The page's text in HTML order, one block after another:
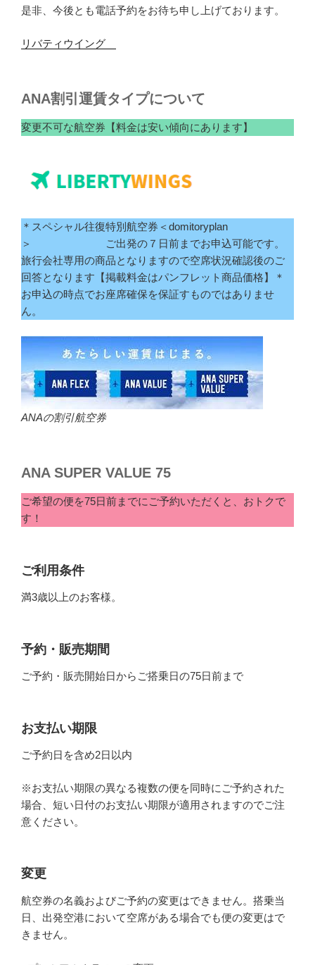
是非、今後とも電話予約をお待ち申し上げております。
リバティウイング
ANA割引運賃タイプについて
変更不可な航空券【料金は安い傾向にあります】
＊スペシャル往復特別航空券＜domitoryplan
＞ ご出発の７日前までお申込可能です。
旅行会社専用の商品となりますので空席状況確認後のご
回答となります【掲載料金はパンフレット商品価格】＊
お申込の時点でお座席確保を保証すものではありませ
ん。
ANAの割引航空券
ANA SUPER VALUE 75
ご希望の便を75日前までにご予約いただくと、おトクで
す！
ご利用条件
満3歳以上のお客様。
予約・販売期間
ご予約・販売開始日からご搭乗日の75日前まで
お支払い期限
ご予約日を含め2日以内
※お支払い期限の異なる複数の便を同時にご予約された
場合、短い日付のお支払い期限が適用されますのでご注
意ください。
変更
航空券の名義およびご予約の変更はできません。搭乗当
日、出発空港において空席がある場合でも便の変更はで
きません。